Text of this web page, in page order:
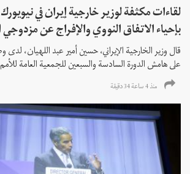
لقاءات مكثفة لوزير خارجية إيران في
بإحياء الاتفاق النووي والإفراج عن
قال وزير الخارجية الإيراني، حسين أمير عبد اللهيان، لدى
على هامش الدورة السادسة والسبعين للجمعية العامة
منذ 4 ساعة 34 دقیقة